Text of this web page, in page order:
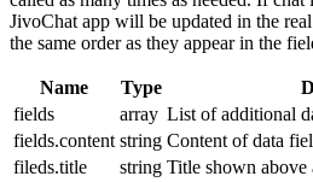
JivoChat app will be updated in the
the same order as they appear in the
Name Type
fields
array List of additional
fields.content string Content of data
fileds.title
string Title shown above